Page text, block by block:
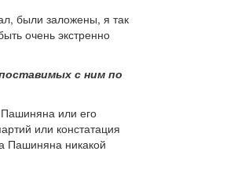
были заложены, я так
очень экстренно
с ним по
или его
или констатация
Пашиняна никакой